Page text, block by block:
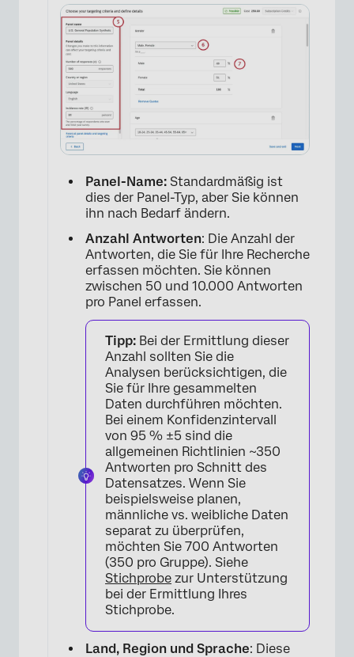
×
×
Panel-Name: Standardmäßig ist
dies der Panel-Typ, aber Sie können
ihn nach Bedarf ändern.
Anzahl Antworten: Die Anzahl der
Antworten, die Sie für Ihre Recherche
erfassen möchten. Sie können
zwischen 50 und 10.000 Antworten
pro Panel erfassen.
Tipp: Bei der Ermittlung dieser
Anzahl sollten Sie die
Analysen berücksichtigen, die
Sie für Ihre gesammelten
Daten durchführen möchten.
Bei einem Konfidenzintervall
von 95 % ±5 sind die
allgemeinen Richtlinien ~350
Antworten pro Schnitt des
Datensatzes. Wenn Sie
beispielsweise planen,
männliche vs. weibliche Daten
separat zu überprüfen,
möchten Sie 700 Antworten
(350 pro Gruppe). Siehe
Stichprobe zur Unterstützung
bei der Ermittlung Ihres
Stichprobe.
Land, Region und Sprache: Diese